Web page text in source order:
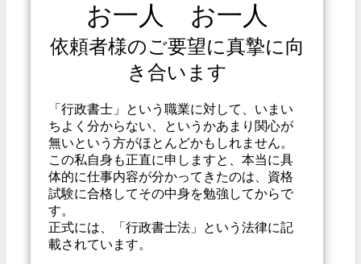
お一人 お一人
依頼者様のご要望に真摯に向
き合います
「行政書士」という職業に対して、いまい
ちよく分からない、というかあまり関心が
無いという方がほとんどかもしれません。
この私自身も正直に申しますと、本当に具
体的に仕事内容が分かってきたのは、資格
試験に合格してその中身を勉強してからで
す。
正式には、「行政書士法」という法律に記
載されています。